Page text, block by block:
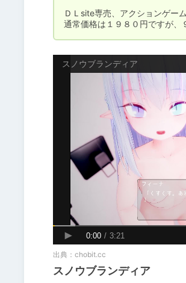
ＤＬsite専売、アクションゲーム
通常価格は１９８０円ですが、
出典： chobit.cc
スノウブランディア